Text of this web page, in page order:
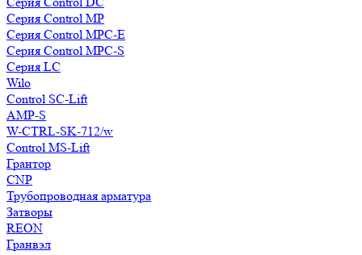
Серия Control MP
Серия Control MPC-E
Серия Control MPC-S
Серия LC
Wilo
Control SC-Lift
AMP-S
W-CTRL-SK-712/w
Control MS-Lift
Грантор
CNP
Трубопроводная арматура
Затворы
REON
Гранвэл